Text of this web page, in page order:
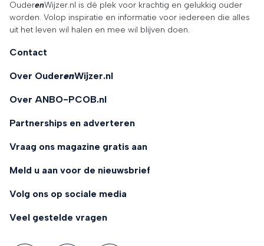
OuderenWijzer.nl is dé plek voor krachtig en gelukkig ouder
worden. Volop inspiratie en informatie voor iedereen die alles
uit het leven wil halen en mee wil blijven doen.
Contact
Over OuderenWijzer.nl
Over ANBO-PCOB.nl
Partnerships en adverteren
Vraag ons magazine gratis aan
Meld u aan voor de nieuwsbrief
Volg ons op sociale media
Veel gestelde vragen